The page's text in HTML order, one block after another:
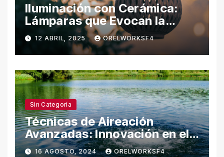
Iluminación con Cerámica:
Lámparas que Evocan la
Naturaleza
12 ABRIL, 2025 ORELWORKSF4
Sin Categoría
Técnicas de Aireación
Avanzadas: Innovación en el
Cuidado del Agua
16 AGOSTO, 2024 ORELWORKSF4